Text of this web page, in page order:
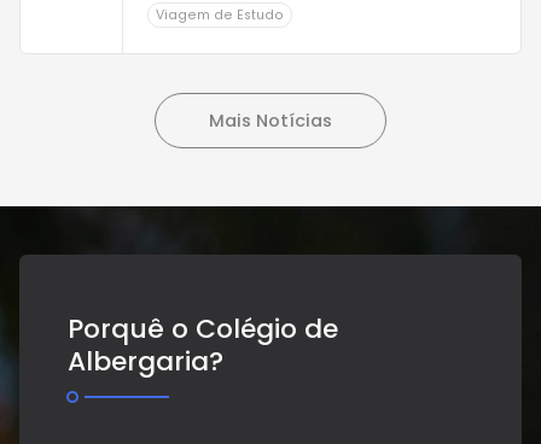
Viagem de Estudo
Mais Notícias
Porquê o Colégio de
Albergaria?